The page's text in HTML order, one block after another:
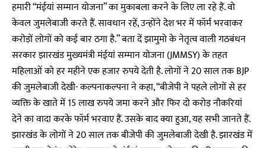
हमारी “मंईयां सम्मान योजना” का मुकाबला करने के लिए ला रहे हैं. वो
केवल जुमलेबाजी करते हैं. सावधान रहें, उन्होंने देश भर में फॉर्म भरवाकर
करोड़ों लोगों को कई बार ठगा है.” बता दें झामुमो के नेतृत्व वाली गठबंधन
सरकार झारखंड मुख्यमंत्री मंईयां सम्मान योजना (JMMSY) के तहत
महिलाओं को हर महीने एक हजार रुपये देती है. लोगों ने 20 साल तक BJP
की जुमलेबाजी देखी- कल्पनाकल्पना ने कहा, “बीजेपी ने पहले लोगों से हर
व्यक्ति के खाते में 15 लाख रुपये जमा करने और फिर दो करोड़ नौकरियां
देने का वादा करके फॉर्म भरवाए हैं. उसके बाद क्या हुआ, यह सभी जानते हैं.
झारखंड के लोगों ने 20 साल तक बीजेपी की जुमलेबाजी देखी है. झारखंड में